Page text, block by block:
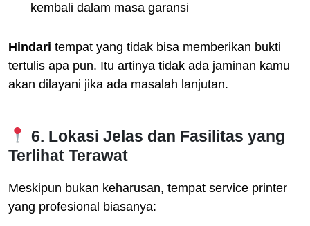
kembali dalam masa garansi
Hindari tempat yang tidak bisa memberikan bukti
tertulis apa pun. Itu artinya tidak ada jaminan kamu
akan dilayani jika ada masalah lanjutan.
6. Lokasi Jelas dan Fasilitas yang
Terlihat Terawat
Meskipun bukan keharusan, tempat service printer
yang profesional biasanya: